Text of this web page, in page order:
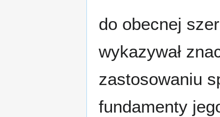
do obecnej
wykazywał
zastosowaniu
fundamenty